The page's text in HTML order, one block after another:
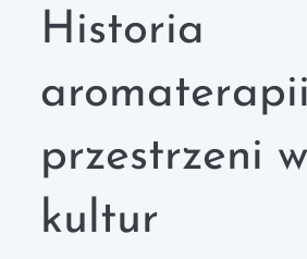
Historia
przestrzeni
kultur